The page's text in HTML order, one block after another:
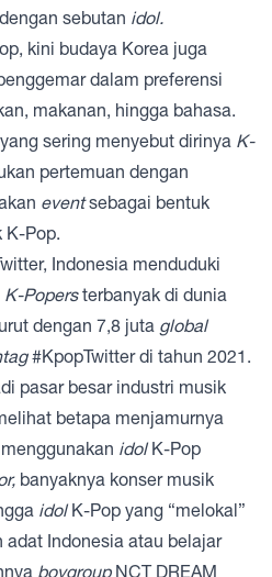
sebutan idol.
kini budaya Korea juga
dalam preferensi
makanan, hingga bahasa.
sering menyebut dirinya K-
pertemuan dengan
eventsebagai bentuk
K-Pop.
Indonesia menduduki
K-Popersterbanyak di dunia
dengan 7,8 juta global
#KpopTwitter di tahun 2021.
pasar besar industri musik
betapa menjamurnya
idolK-Pop
banyaknya konser musik
idolK-Pop yang “melokal”
Indonesia atau belajar
boygroupNCT DREAM